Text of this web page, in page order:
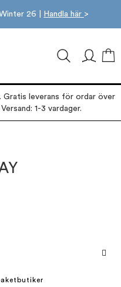
26 | Handla här >
Gratis leverans för ordar över
1-3 vardager.